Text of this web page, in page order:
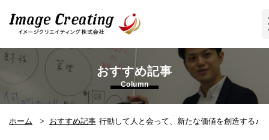
社
おすすめ記事
Column
ホーム おすすめ記事 行動して人と会って、新たな価値を創造する♪